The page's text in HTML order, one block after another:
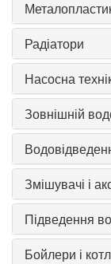
Радіатори
Насосна
Зовнішній
Змішувачі і
Підведення
Бойлери і